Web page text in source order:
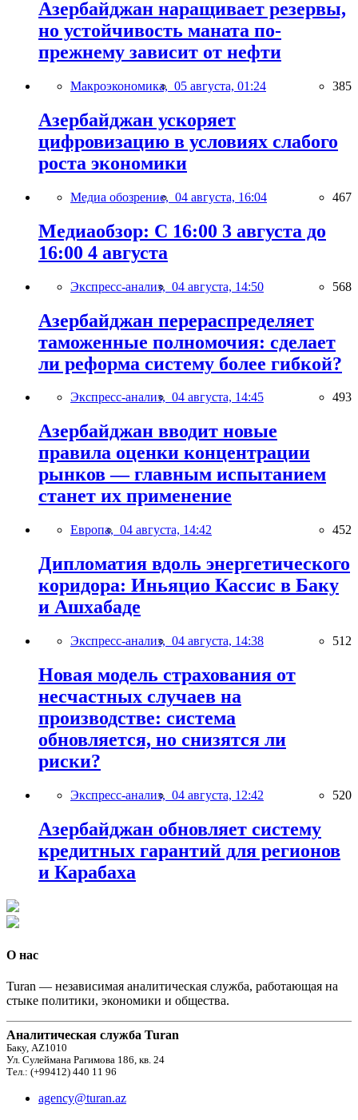
Азербайджан наращивает резервы,
но устойчивость маната по-
прежнему зависит от нефти
Макроэкономика, 05 августа, 01:24 385
Азербайджан ускоряет
цифровизацию в условиях слабого
роста экономики
Медиа обозрение, 04 августа, 16:04 467
Медиаобзор: С 16:00 3 августа до
16:00 4 августа
Экспресс-анализ, 04 августа, 14:50 568
Азербайджан перераспределяет
таможенные полномочия: сделает
ли реформа систему более гибкой?
Экспресс-анализ, 04 августа, 14:45 493
Азербайджан вводит новые
правила оценки концентрации
рынков — главным испытанием
станет их применение
Европа, 04 августа, 14:42 452
Дипломатия вдоль энергетического
коридора: Иньяцио Кассис в Баку
и Ашхабаде
Экспресс-анализ, 04 августа, 14:38 512
Новая модель страхования от
несчастных случаев на
производстве: система
обновляется, но снизятся ли
риски?
Экспресс-анализ, 04 августа, 12:42 520
Азербайджан обновляет систему
кредитных гарантий для регионов
и Карабаха
О нас
Turan — независимая аналитическая служба, работающая на
стыке политики, экономики и общества.
Аналитическая служба Turan
Баку, AZ1010
Ул. Сулеймана Рагимова 186, кв. 24
Тел.: (+99412) 440 11 96
agency@turan.az